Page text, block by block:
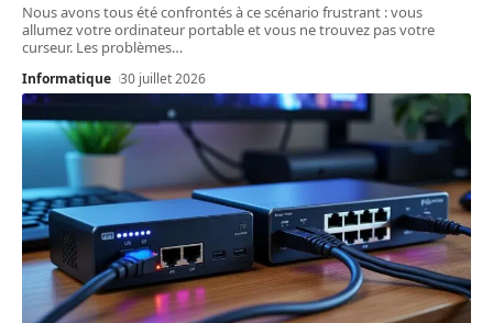
Nous avons tous été confrontés à ce scénario frustrant : vous
allumez votre ordinateur portable et vous ne trouvez pas votre
curseur. Les problèmes…
Informatique 30 juillet 2026